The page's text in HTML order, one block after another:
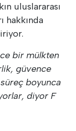
uluslararası
hakkında
bir mülkten
güvence
boyunca
diyor F